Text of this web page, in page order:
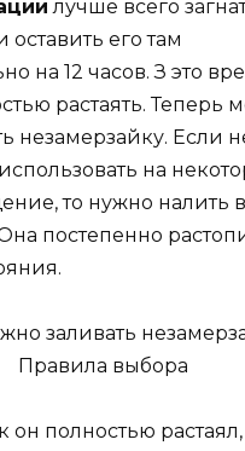
лучше всего
оставить его там
на 12 часов. З это
растаять. Теперь
незамерзайку. Если
на
то нужно налить
постепенно
он полностью